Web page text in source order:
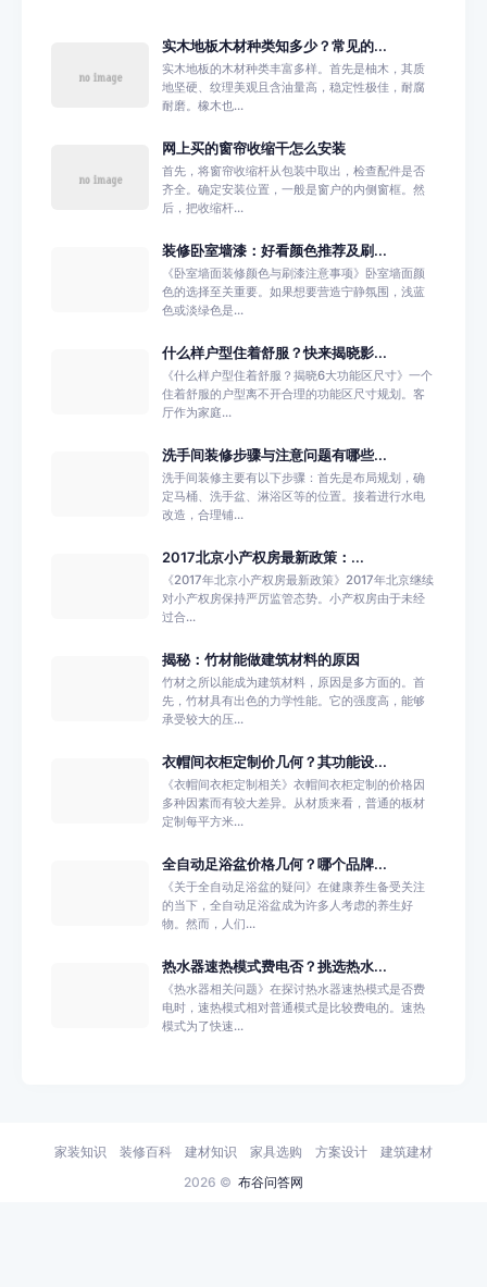
实木地板木材种类知多少？常见的...
实木地板的木材种类丰富多样。首先是柚木，其质
地坚硬、纹理美观且含油量高，稳定性极佳，耐腐
耐磨。橡木也...
网上买的窗帘收缩干怎么安装
首先，将窗帘收缩杆从包装中取出，检查配件是否
齐全。确定安装位置，一般是窗户的内侧窗框。然
后，把收缩杆...
装修卧室墙漆：好看颜色推荐及刷...
《卧室墙面装修颜色与刷漆注意事项》卧室墙面颜
色的选择至关重要。如果想要营造宁静氛围，浅蓝
色或淡绿色是...
什么样户型住着舒服？快来揭晓影...
《什么样户型住着舒服？揭晓6大功能区尺寸》一个
住着舒服的户型离不开合理的功能区尺寸规划。客
厅作为家庭...
洗手间装修步骤与注意问题有哪些...
洗手间装修主要有以下步骤：首先是布局规划，确
定马桶、洗手盆、淋浴区等的位置。接着进行水电
改造，合理铺...
2017北京小产权房最新政策：...
《2017年北京小产权房最新政策》2017年北京继续
对小产权房保持严厉监管态势。小产权房由于未经
过合...
揭秘：竹材能做建筑材料的原因
竹材之所以能成为建筑材料，原因是多方面的。首
先，竹材具有出色的力学性能。它的强度高，能够
承受较大的压...
衣帽间衣柜定制价几何？其功能设...
《衣帽间衣柜定制相关》衣帽间衣柜定制的价格因
多种因素而有较大差异。从材质来看，普通的板材
定制每平方米...
全自动足浴盆价格几何？哪个品牌...
《关于全自动足浴盆的疑问》在健康养生备受关注
的当下，全自动足浴盆成为许多人考虑的养生好
物。然而，人们...
热水器速热模式费电否？挑选热水...
《热水器相关问题》在探讨热水器速热模式是否费
电时，速热模式相对普通模式是比较费电的。速热
模式为了快速...
2026 © 布谷问答网
家装知识 装修百科 建材知识 家具选购 方案设计 建筑建材